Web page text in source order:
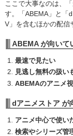
ここで大事なのは、
す。「ABEMA」と「
V」を含むほかの配信
ABEMA が向いて
最速で見たい
見逃し無料の扱い
ABEMAのアニメ
dアニメストア が
アニメ中心で使い
検索やシリーズ管